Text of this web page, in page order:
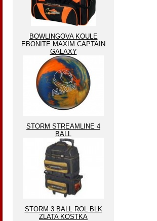
BOWLINGOVA KOULE
EBONITE MAXIM CAPTAIN
GALAXY
STORM STREAMLINE 4
BALL
STORM 3 BALL ROL BLK
ZLATA KOSTKA